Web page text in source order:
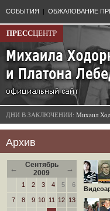
СОБЫТИЯ | ОБЖАЛОВАНИЕ
ПРЕССЦЕНТР
ДНИ В ЗАКЛЮЧЕНИИ: Михаил
Архив
←
Сентябрь
2009
→
1 2 3 4 5 6
7 8 9 10 11 12 13